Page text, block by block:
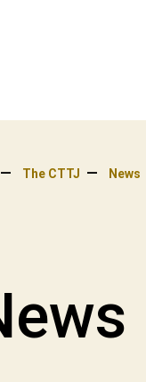
The CTTJ News